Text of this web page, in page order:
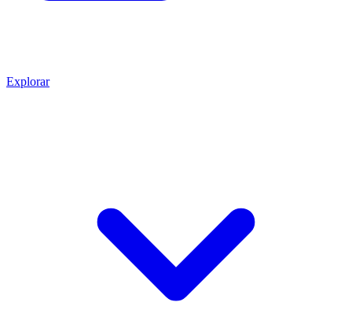
Explorar